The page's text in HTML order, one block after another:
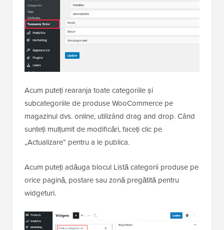
Acum puteți rearanja toate categoriile și
subcategoriile de produse WooCommerce pe
magazinul dvs. online, utilizând drag and drop. Când
sunteți mulțumit de modificări, faceți clic pe
„Actualizare” pentru a le publica.
Acum puteți adăuga blocul Listă categorii produse pe
orice pagină, postare sau zonă pregătită pentru
widgeturi.